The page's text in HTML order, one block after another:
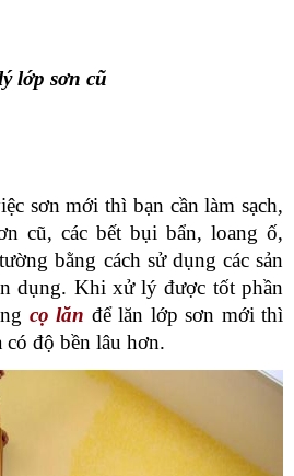
lớp sơn cũ
sơn mới thì bạn cần làm sạch,
cũ, các bết bụi bẩn, loang ố,
bằng cách sử dụng các sản
dụng. Khi xử lý được tốt phần
cọ lăn để lăn lớp sơn mới thì
có độ bền lâu hơn.